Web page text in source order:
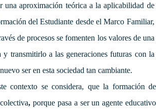
una aproximación teórica a la aplicabilidad de
del Estudiante desde el Marco Familiar,
de procesos se fomenten los valores de una
y transmitirlo a las generaciones futuras con la
ser en esta sociedad tan cambiante.
contexto se considera, que la formación de
,porque pasa a ser un agente educativo